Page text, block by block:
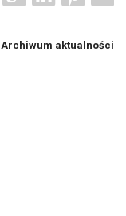
Archiwum aktualności